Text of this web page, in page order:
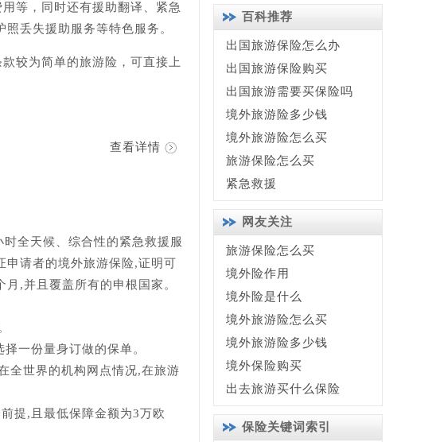
等，同时还有援助翻译、紧急
丢失援助服务等特色服务。
较为简单的旅游险，可直接上
查看详情
全天候、综合性的紧急救援服
申请者的境外旅游保险,证明可
,并且覆盖所有的申根国家。
一份量身订做的保单。
全世界的机构网点情况,在旅游
提,且最低保障金额为3万欧
百科推荐
出国旅游保险怎么办
出国旅游保险购买
出国旅游需要买保险吗
境外旅游险多少钱
境外旅游险怎么买
旅游保险怎么买
紧急救援
网友关注
旅游保险怎么买
境外险作用
境外险是什么
境外旅游险怎么买
境外旅游险多少钱
境外保险购买
出去旅游买什么保险
保险关键词索引